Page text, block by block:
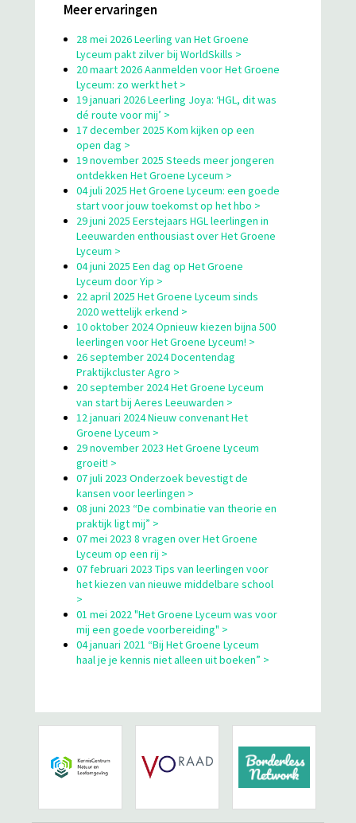
Meer ervaringen
28 mei 2026 Leerling van Het Groene
Lyceum pakt zilver bij WorldSkills >
20 maart 2026 Aanmelden voor Het Groene
Lyceum: zo werkt het >
19 januari 2026 Leerling Joya: ‘HGL, dit was
dé route voor mij’ >
17 december 2025 Kom kijken op een
open dag >
19 november 2025 Steeds meer jongeren
ontdekken Het Groene Lyceum >
04 juli 2025 Het Groene Lyceum: een goede
start voor jouw toekomst op het hbo >
29 juni 2025 Eerstejaars HGL leerlingen in
Leeuwarden enthousiast over Het Groene
Lyceum >
04 juni 2025 Een dag op Het Groene
Lyceum door Yip >
22 april 2025 Het Groene Lyceum sinds
2020 wettelijk erkend >
10 oktober 2024 Opnieuw kiezen bijna 500
leerlingen voor Het Groene Lyceum! >
26 september 2024 Docentendag
Praktijkcluster Agro >
20 september 2024 Het Groene Lyceum
van start bij Aeres Leeuwarden >
12 januari 2024 Nieuw convenant Het
Groene Lyceum >
29 november 2023 Het Groene Lyceum
groeit! >
07 juli 2023 Onderzoek bevestigt de
kansen voor leerlingen >
08 juni 2023 “De combinatie van theorie en
praktijk ligt mij” >
07 mei 2023 8 vragen over Het Groene
Lyceum op een rij >
07 februari 2023 Tips van leerlingen voor
het kiezen van nieuwe middelbare school
>
01 mei 2022 "Het Groene Lyceum was voor
mij een goede voorbereiding" >
04 januari 2021 “Bij Het Groene Lyceum
haal je je kennis niet alleen uit boeken” >